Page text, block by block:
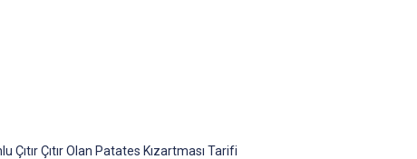
Çıtır Çıtır Olan Patates Kızartması Tarifi